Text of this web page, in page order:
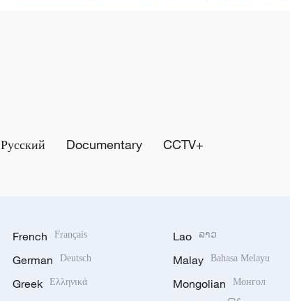
Русский Documentary CCTV+
French Français
German Deutsch
Greek Ελληνικά
Lao ລາວ
Malay Bahasa Melayu
Mongolian Монгол